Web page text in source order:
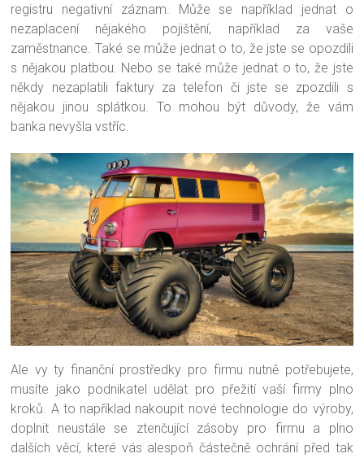
registru negativní záznam. Může se například jednat o
nezaplacení nějakého pojištění, například za vaše
zaměstnance. Také se může jednat o to, že jste se opozdili
s nějakou platbou. Nebo se také může jednat o to, že jste
někdy nezaplatili faktury za telefon či jste se zpozdili s
nějakou jinou splátkou. To mohou být důvody, že vám
banka nevyšla vstříc.
Ale vy ty finanční prostředky pro firmu nutně potřebujete,
musíte jako podnikatel udělat pro přežití vaší firmy plno
kroků. A to například nakoupit nové technologie do výroby,
doplnit neustále se ztenčující zásoby pro firmu a plno
dalších věcí, které vás alespoň částečně ochrání před tak